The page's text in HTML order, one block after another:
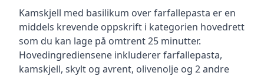
Kamskjell med basilikum over farfallepasta er en
middels krevende oppskrift i kategorien hovedrett
som du kan lage på omtrent 25 minutter.
Hovedingrediensene inkludererfarfallepasta,
kamskjell, skylt og avrent, olivenolje og 2 andre